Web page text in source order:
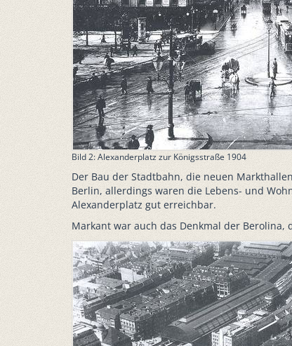
Bild 2: Alexanderplatz zur Königsstraße 1904
Der Bau der Stadtbahn, die neuen
Berlin, allerdings waren die Lebens- und
Alexanderplatz gut erreichbar.
Markant war auch das Denkmal der Berolina,